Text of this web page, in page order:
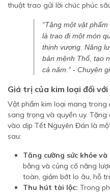
thuật trao gửi lời chúc phúc
“Tặng một vật
là trao đi một món
thịnh vượng. Năng
bản mệnh Thổ, tạo
cả năm.” - Chuyên
Giá trị của kim loại đối
Vật phẩm kim loại mang trong
sang trọng và quyền uy.
vào dịp Tết Nguyên Đán là
sau:
Tăng cường sức khỏe và
bằng và củng cố năng
toàn, giảm bớt lo âu, hỗ
Thu hút tài lộc: Trong